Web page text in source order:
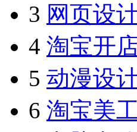
3 网页设
4 淘宝开
5 动漫设
6 淘宝美